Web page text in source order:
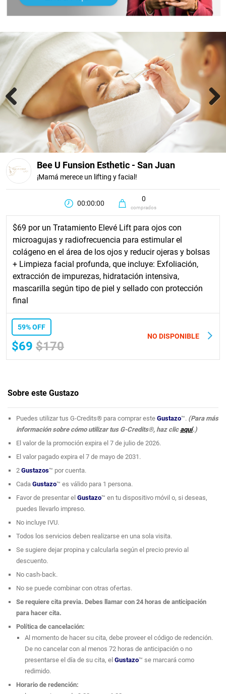
Previous
Bee U Funsion Esthetic - San Juan
¡Mamá merece un lifting y facial!
00:00:00
0
comprados
$69 por un Tratamiento Elevé Lift para ojos con
microagujas y radiofrecuencia para estimular el
colágeno en el área de los ojos y reducir ojeras y bolsas
+ Limpieza facial profunda, que incluye: Exfoliación,
extracción de impurezas, hidratación intensiva,
mascarilla según tipo de piel y sellado con protección
final
59% OFF
$69 $170
NO DISPONIBLE
Sobre este Gustazo
Puedes utilizar tus G-Credits® para comprar este Gustazo™. (Para más
información sobre cómo utilizar tus G-Credits®, haz clic aquí.)
El valor de la promoción expira el 7 de julio de 2026.
El valor pagado expira el 7 de mayo de 2031.
2 Gustazos™ por cuenta.
Cada Gustazo™ es válido para 1 persona.
Favor de presentar el Gustazo™ en tu dispositivo móvil o, si deseas,
puedes llevarlo impreso.
No incluye IVU.
Todos los servicios deben realizarse en una sola visita.
Se sugiere dejar propina y calcularla según el precio previo al
descuento.
No cash-back.
No se puede combinar con otras ofertas.
Se requiere cita previa. Debes llamar con 24 horas de anticipación
para hacer cita.
Política de cancelación:
Al momento de hacer su cita, debe proveer el código de redención.
De no cancelar con al menos 72 horas de anticipación o no
presentarse el día de su cita, el Gustazo™ se marcará como
redimido.
Horario de redención: